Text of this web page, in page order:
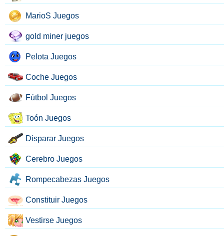
MarioS Juegos
gold miner juegos
Pelota Juegos
Coche Juegos
Fútbol Juegos
Toón Juegos
Disparar Juegos
Cerebro Juegos
Rompecabezas Juegos
Constituir Juegos
Vestirse Juegos